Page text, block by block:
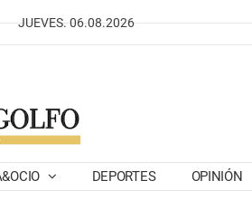
JUEVES. 06.08.2026
DEPORTES OPINIÓN